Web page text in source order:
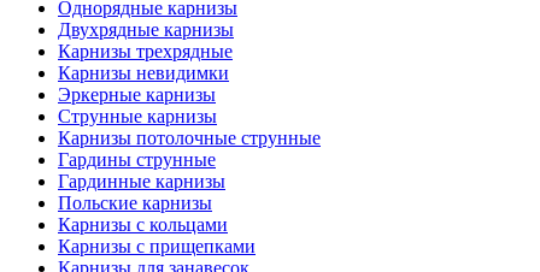
Однорядные карнизы
Двухрядные карнизы
Карнизы трехрядные
Карнизы невидимки
Эркерные карнизы
Струнные карнизы
Карнизы потолочные струнные
Гардины струнные
Гардинные карнизы
Польские карнизы
Карнизы с кольцами
Карнизы с прищепками